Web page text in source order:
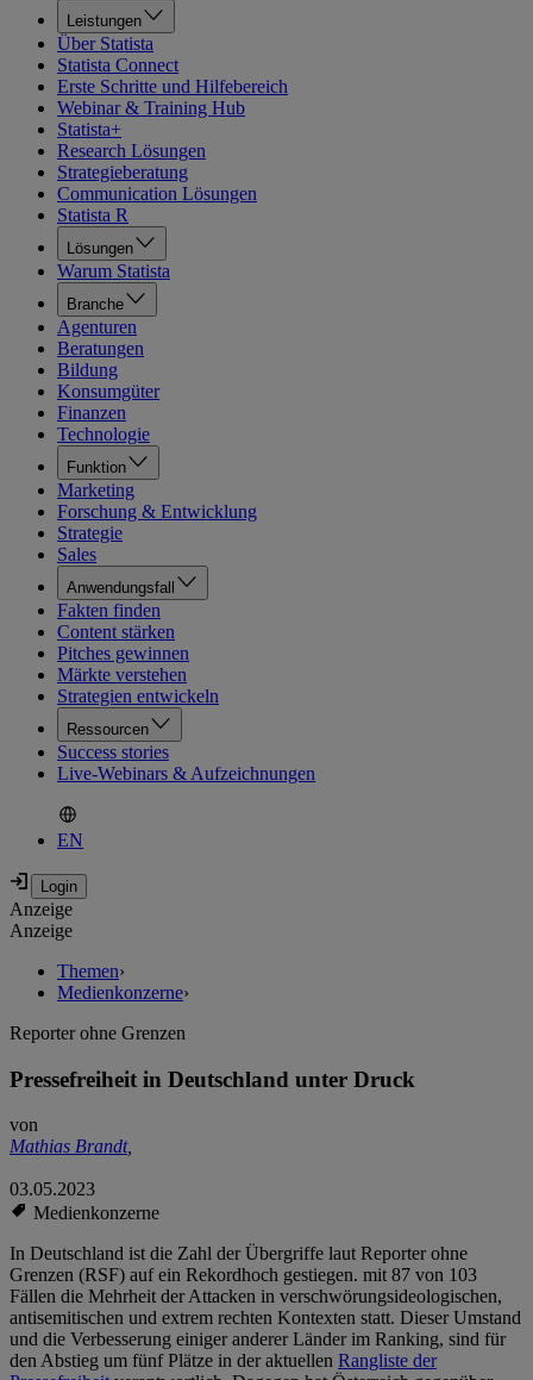
Leistungen
Über Statista
Statista Connect
Erste Schritte und Hilfebereich
Webinar & Training Hub
Statista+
Research Lösungen
Strategieberatung
Communication Lösungen
Statista R
Lösungen
Warum Statista
Branche
Agenturen
Beratungen
Bildung
Konsumgüter
Finanzen
Technologie
Funktion
Marketing
Forschung & Entwicklung
Strategie
Sales
Anwendungsfall
Fakten finden
Content stärken
Pitches gewinnen
Märkte verstehen
Strategien entwickeln
Ressourcen
Success stories
Live-Webinars & Aufzeichnungen
EN
Anzeige
Anzeige
Themen›
Medienkonzerne›
Reporter ohne Grenzen
Pressefreiheit in Deutschland unter Druck
von
Mathias Brandt,
03.05.2023
Medienkonzerne
In Deutschland ist die Zahl der Übergriffe laut Reporter ohne
Grenzen (RSF) auf ein Rekordhoch gestiegen. mit 87 von 103
Fällen die Mehrheit der Attacken in verschwörungsideologischen,
antisemitischen und extrem rechten Kontexten statt. Dieser Umstand
und die Verbesserung einiger anderer Länder im Ranking, sind für
den Abstieg um fünf Plätze in der aktuellen Rangliste der